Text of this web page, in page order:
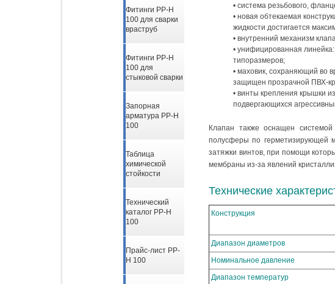
система резьбового,
новая обтекаемая
жидкости достигается
внутренний механизм
унифицированная
типоразмеров;
маховик, сохраняющий во
защищен прозрачной ПВХ-
винты крепления крышки
подвергающихся
Клапан также оснащен
полусферы по герметизирующей
затяжки винтов, при помощи
мембраны из-за явлений
Технические
Конструкция
Диапазон диаметров
Номинальное давление
Диапазон температур
Фитинги PP-H
100 для сварки
враструб
Фитинги PP-H
100 для
стыковой сварки
Запорная
арматура PP-H
100
Таблица
химической
стойкости
Технический
каталог PP-H
100
Прайс-лист PP-
H 100